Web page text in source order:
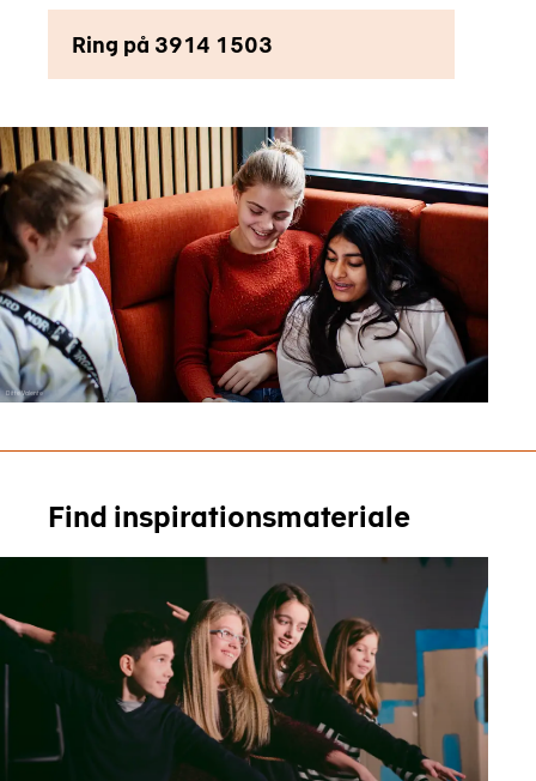
Ring på 3914 1503
Ditte Valente
Find inspirationsmateriale